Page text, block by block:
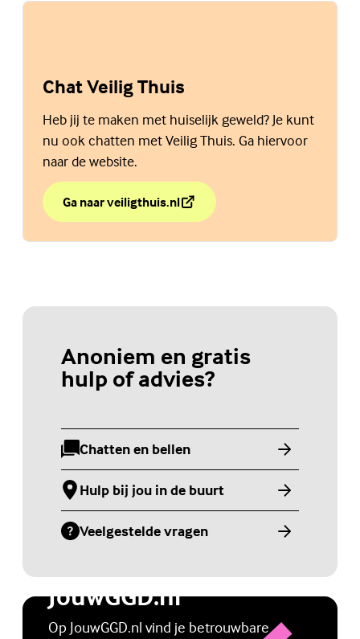
Chat Veilig Thuis
Heb jij te maken met huiselijk geweld? Je kunt
nu ook chatten met Veilig Thuis. Ga hiervoor
naar de website.
Ga naar veiligthuis.nl
over Chat Veilig Thuis
(Externe link)
Anoniem en gratis
hulp of advies?
Chatten en bellen
(Externe link)
Hulp bij jou in de buurt
(Externe link)
Veelgestelde vragen
(Externe link)
Jongerenwebsite
JouwGGD.nl
Op JouwGGD.nl vind je betrouwbare